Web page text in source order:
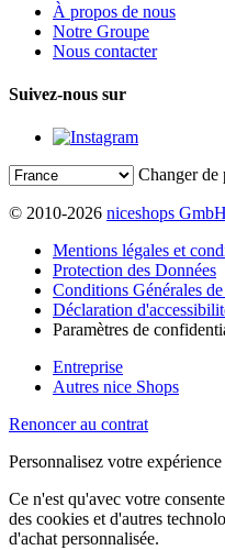
À propos de nous
Notre Groupe
Nous contacter
Suivez-nous sur
Changer de
© 2010-2026 niceshops GmbH
Mentions légales et
Protection des Données
Conditions Générales
Déclaration
Paramètres de
Entreprise
Autres nice Shops
Renoncer au contrat
Personnalisez votre
Ce n'est qu'avec votre
des cookies et d'autres
d'achat personnalisée.